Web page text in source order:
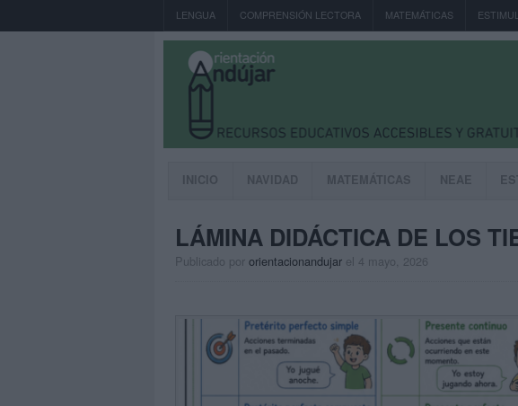
LENGUA COMPRENSIÓN LECTORA MATEMÁTICAS
INICIO NAVIDAD MATEMÁTICAS NEAE
LÁMINA DIDÁCTICA DE LOS
Publicado por orientacionandujar el 4 mayo, 2026